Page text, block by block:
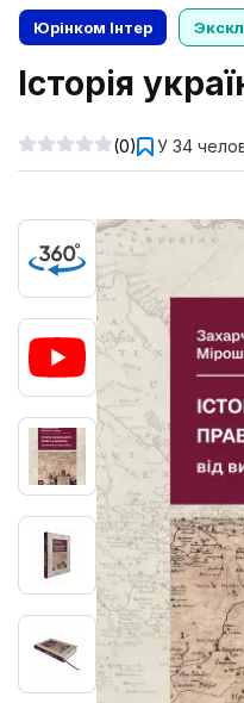
Юрінком Iнтер
Історія
(0) У 34